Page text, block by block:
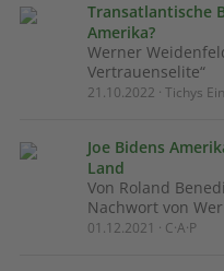
Transatlantische
Amerika?
Werner
Vertrauenselite“
21.10.2022 · Tichys
Joe Bidens
Land
Von Roland
Nachwort von
01.12.2021 · C·A·P